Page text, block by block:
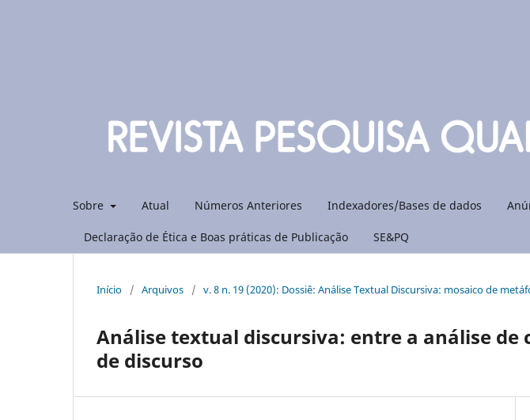
Sobre Atual Números Anteriores Indexadores/Bases de dados
Declaração de Ética e Boas práticas de Publicação SE&PQ
Início / Arquivos / v. 8 n. 19 (2020): Dossiê: Análise Textual Discursiva: mosaico de
Análise textual discursiva: entre a análise de
de discurso